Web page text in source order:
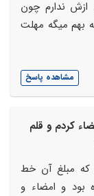
ازش ندارم چون
بهم میگه مهلت
مشاهده پاسخ
کردم و قلم
که مبلغ آن خط
بود و امضاء و